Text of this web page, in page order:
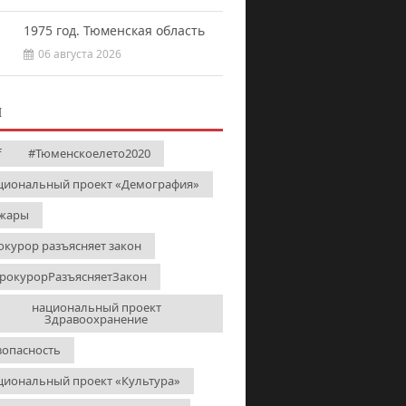
1975 год. Тюменская область
06 августа 2026
#Тюменскоелето2020
проект «Демография»
разъясняет закон
национальный проект
Здравоохранение
проект «Культура»